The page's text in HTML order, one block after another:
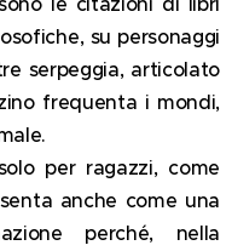
su personaggi
serpeggia, articolato
frequenta i mondi,
per ragazzi, come
anche come una
perché, nella